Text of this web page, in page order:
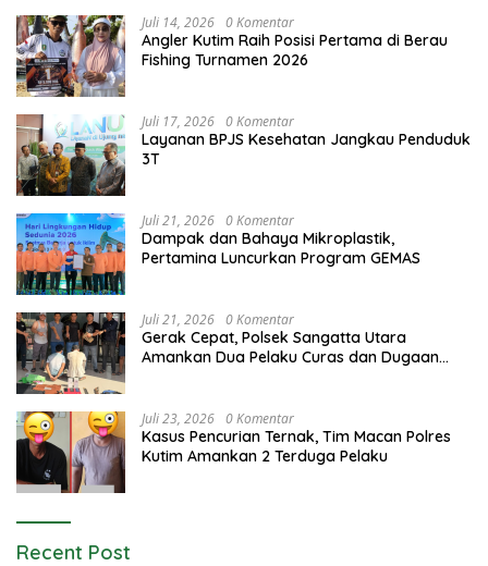
Juli 14, 2026 0 Komentar
Angler Kutim Raih Posisi Pertama di Berau
Fishing Turnamen 2026
Juli 17, 2026 0 Komentar
Layanan BPJS Kesehatan Jangkau Penduduk
3T
Juli 21, 2026 0 Komentar
Dampak dan Bahaya Mikroplastik,
Pertamina Luncurkan Program GEMAS
Juli 21, 2026 0 Komentar
Gerak Cepat, Polsek Sangatta Utara
Amankan Dua Pelaku Curas dan Dugaan
Juli 23, 2026 0 Komentar
Kasus Pencurian Ternak, Tim Macan Polres
Kutim Amankan 2 Terduga Pelaku
Recent Post